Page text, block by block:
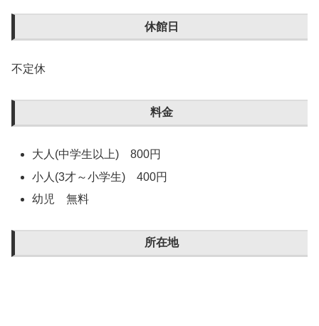
休館日
不定休
料金
大人(中学生以上) 800円
小人(3才～小学生) 400円
幼児 無料
所在地